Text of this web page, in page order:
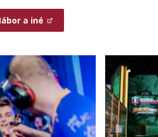
a iné